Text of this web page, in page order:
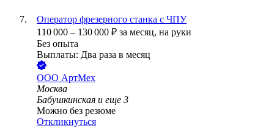
Оператор фрезерного станка с ЧПУ
110 000 – 130 000 ₽ за месяц, на руки
Без опыта
Выплаты: Два раза в месяц
ООО АртМех
Москва
Бабушкинская и еще 3
Можно без резюме
Откликнуться